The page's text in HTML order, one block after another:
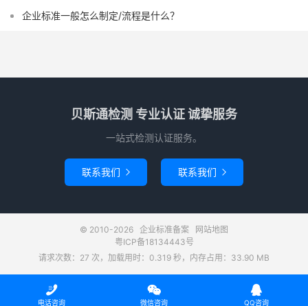
企业标准一般怎么制定/流程是什么？
贝斯通检测 专业认证 诚挚服务
一站式检测认证服务。
联系我们  联系我们 
© 2010-2026 企业标准备案
网站地图
粤ICP备18134443号
请求次数：27 次，加载用时：0.319 秒，内存占用：33.90 MB

电话咨询

微信咨询

QQ咨询